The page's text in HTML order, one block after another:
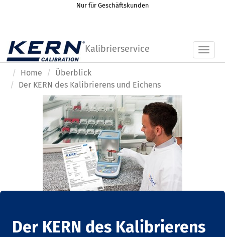
Nur für Geschäftskunden
Kalibrierservice
Home
Überblick
Der KERN des Kalibrierens und Eichens
Der KERN des Kalibrierens